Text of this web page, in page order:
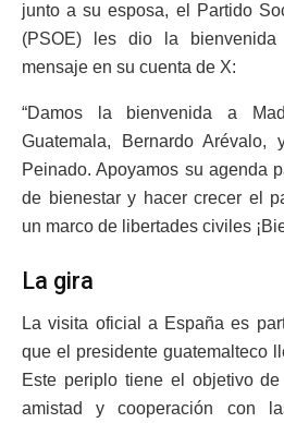
junto a su esposa, el Partido
(PSOE) les dio la
mensaje en su cuenta de X:
“Damos la bienvenida a
Guatemala, Bernardo
Peinado. Apoyamos su agenda
de bienestar y hacer crecer el
un marco de libertades civiles
La gira
La visita oficial a España es
que el presidente guatemalteco
Este periplo tiene el objetivo
amistad y cooperación con